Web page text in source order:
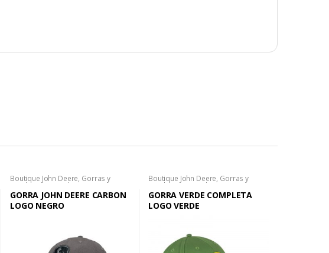
Boutique John Deere, Gorras y
Sombreros Hombre
GORRA JOHN DEERE CARBON
LOGO NEGRO
Boutique John Deere, Gorras y
Sombreros Hombre
GORRA VERDE COMPLETA
LOGO VERDE